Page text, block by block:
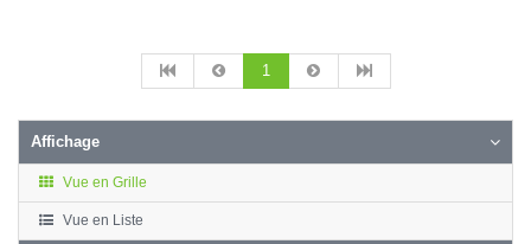
1
Affichage
Vue en Grille
Vue en Liste